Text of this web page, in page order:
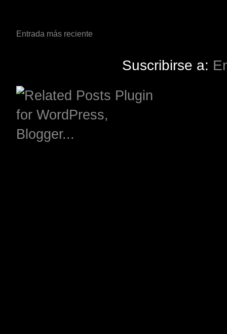
Entrada más reciente
Suscribirse a: